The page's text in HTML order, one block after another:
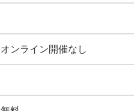
オンライン開催なし